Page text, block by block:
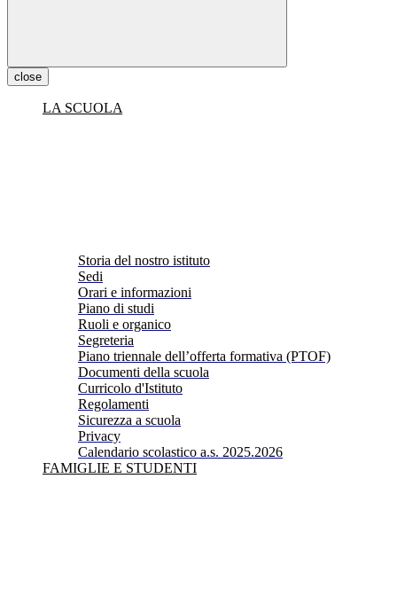
close
LA SCUOLA
Storia del nostro istituto
Sedi
Orari e informazioni
Piano di studi
Ruoli e organico
Segreteria
Piano triennale dell’offerta formativa (PTOF)
Documenti della scuola
Curricolo d'Istituto
Regolamenti
Sicurezza a scuola
Privacy
Calendario scolastico a.s. 2025.2026
FAMIGLIE E STUDENTI